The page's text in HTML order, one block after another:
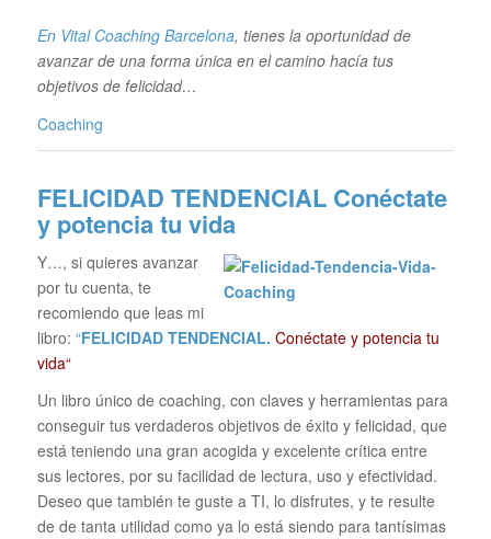
En Vital Coaching Barcelona, tienes la oportunidad de
avanzar de una forma única en el camino hacía tus
objetivos de felicidad…
Coaching
FELICIDAD TENDENCIAL Conéctate
y potencia tu vida
Y…, si quieres avanzar
por tu cuenta, te
recomiendo que leas mi
libro: “FELICIDAD TENDENCIAL. Conéctate y potencia tu
vida“
Un libro único de coaching, con claves y herramientas para
conseguir tus verdaderos objetivos de éxito y felicidad, que
está teniendo una gran acogida y excelente crítica entre
sus lectores, por su facilidad de lectura, uso y efectividad.
Deseo que también te guste a TI, lo disfrutes, y te resulte
de de tanta utilidad como ya lo está siendo para tantísimas